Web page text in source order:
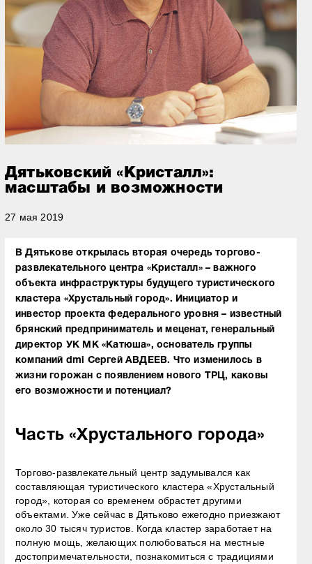
Дятьковский «Кристалл»:
масштабы и возможности
27 мая 2019
В Дятькове открылась вторая очередь торгово-
развлекательного центра «Кристалл» – важного
объекта инфраструктуры будущего туристического
кластера «Хрустальный город». Инициатор и
инвестор проекта федерального уровня – известный
брянский предприниматель и меценат, генеральный
директор УК МК «Катюша», основатель группы
компаний dmi Сергей АВДЕЕВ. Что изменилось в
жизни горожан с появлением нового ТРЦ, каковы
его возможности и потенциал?
Часть «Хрустального города»
Торгово-развлекательный центр задумывался как
составляющая туристического кластера «Хрустальный
город», которая со временем обрастет другими
объектами. Уже сейчас в Дятьково ежегодно приезжают
около 30 тысяч туристов. Когда кластер заработает на
полную мощь, желающих полюбоваться на местные
достопримечательности, познакомиться с традициями